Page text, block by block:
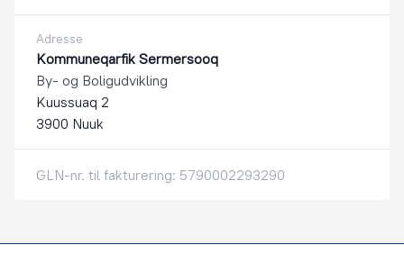
Adresse
Kommuneqarfik Sermersooq
By- og Boligudvikling
Kuussuaq 2
3900 Nuuk
GLN-nr. til fakturering: 5790002293290